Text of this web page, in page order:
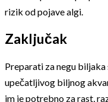
rizik od pojave algi.
Zaključak
Preparati za negu
upečatljivog biljnog
im je potrebno za rast,